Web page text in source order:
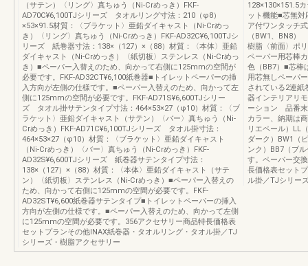
（サテン）〈リング〉真ちゅう（Ni-Crめっき）FKF-
AD70C¥6,100TJシリーズ タオルリング寸法：210（φ8）
×53×91.5材質：〈ブラケット〉亜鉛ダイキャスト（Ni-Crめっ
き）〈リング〉真ちゅう（Ni-Crめっき）FKF-AD32C¥6,100TJシ
リーズ 紙巻器寸法：138×（127）×（88）材質：〈本体〉亜鉛
ダイキャスト（Ni-Crめっき）〈紙切板〉ステンレス（Ni-Crめっ
き）■ペーパー入替えのため、向かって右側に125mmの空間が
必要です。FKF-AD32CT¥6,100紙巻器■トイレットペーパーの挿
入方向が左側の仕様です。■ペーパー入替えのため、向かって左
側に125mmの空間が必要です。FKF-AD71S¥6,600TJシリー
ズ タオル掛サテンタイプ寸法：464×53×27（φ10）材質：〈ブ
ラケット〉亜鉛ダイキャスト（サテン）〈バー〉真ちゅう（Ni-
Crめっき）FKF-AD71C¥6,100TJシリーズ タオル掛寸法：
464×53×27（φ10）材質：〈ブラケット〉亜鉛ダイキャスト
（Ni-Crめっき）〈バー〉真ちゅう（Ni-Crめっき）FKF-
AD32S¥6,600TJシリーズ 紙巻器サテンタイプ寸法：
138×（127）×（88）材質：〈本体〉亜鉛ダイキャスト（サテ
ン）〈紙切板〉ステンレス（Ni-Crめっき）■ペーパー入替えの
ため、向かって右側に125mmの空間が必要です。FKF-
AD32ST¥6,600紙巻器サテンタイプ■トイレットペーパーの挿入
方向が左側の仕様です。■ペーパー入替えのため、向かって左側
に125mmの空間が必要です。356アクセサリー商品特長価格表
セットプランその他INAX紙巻器・タオルリング・タオル掛／TJ
シリーズ・樹脂アクセサリー
128×130×151.5
ット機能■芯無
ア付ワンタッチ
（BW1、BN8
樹脂〈前面〉ポ
ペーパー用芯棒
色（BB7）■芯棒
用芯無しペーパ
されている2連紙
器インテリアリ
ーション 品番末
カラー、納期は
リエペール）LL
ダーク）BW1（
ンク）BB7（ブ
す。ペーパー交
長価格表セット
ル掛／TJシリー